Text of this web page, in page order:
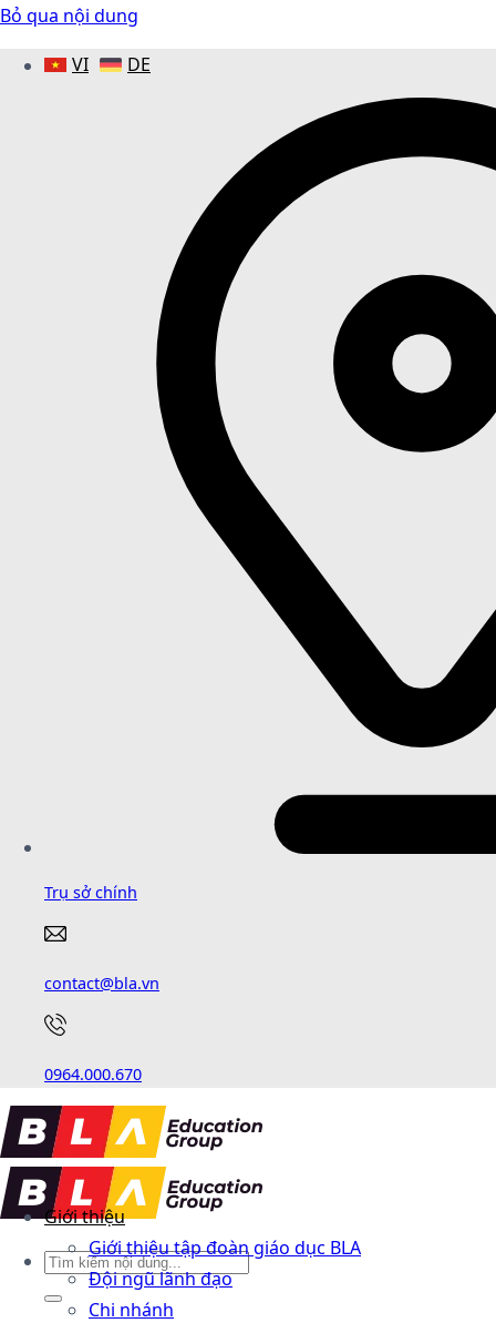
Bỏ qua nội dung
VI
DE
Trụ sở chính
contact@bla.vn
0964.000.670
Giới thiệu
Giới thiệu tập đoàn giáo dục BLA
Đội ngũ lãnh đạo
Chi nhánh